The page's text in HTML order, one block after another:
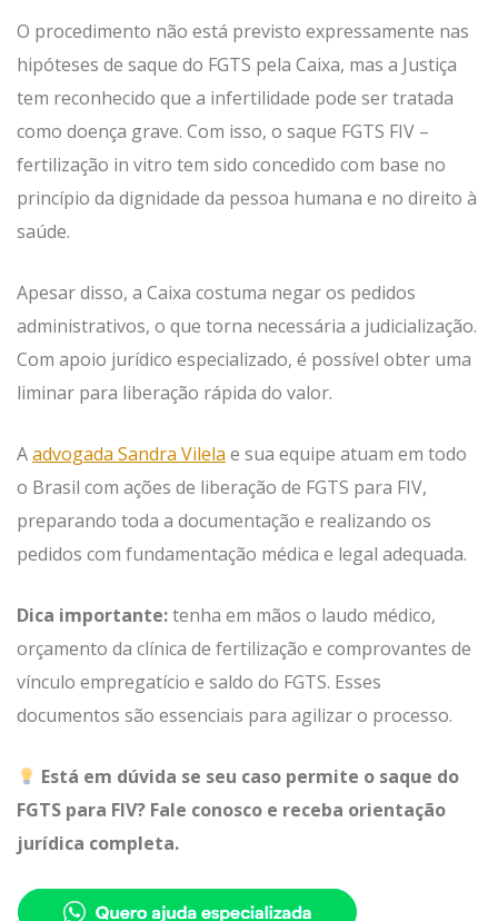
O procedimento não está previsto expressamente nas
hipóteses de saque do FGTS pela Caixa, mas a Justiça
tem reconhecido que a infertilidade pode ser tratada
como doença grave. Com isso, o saque FGTS FIV –
fertilização in vitro tem sido concedido com base no
princípio da dignidade da pessoa humana e no direito à
saúde.
Apesar disso, a Caixa costuma negar os pedidos
administrativos, o que torna necessária a judicialização.
Com apoio jurídico especializado, é possível obter uma
liminar para liberação rápida do valor.
Aadvogada Sandra Vilela e sua equipe atuam em todo
o Brasil com ações de liberação de FGTS para FIV,
preparando toda a documentação e realizando os
pedidos com fundamentação médica e legal adequada.
Dica importante:tenha em mãos o laudo médico,
orçamento da clínica de fertilização e comprovantes de
vínculo empregatício e saldo do FGTS. Esses
documentos são essenciais para agilizar o processo.
Está em dúvida se seu caso permite o saque do
FGTS para FIV? Fale conosco e receba orientação
jurídica completa.